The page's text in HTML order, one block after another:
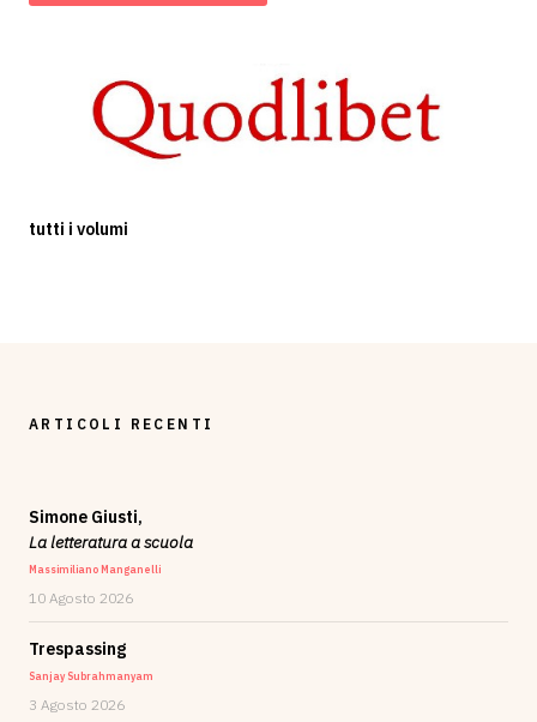
tutti i volumi
ARTICOLI RECENTI
Simone Giusti,
La letteratura a scuola
Massimiliano Manganelli
10 Agosto 2026
Trespassing
Sanjay Subrahmanyam
3 Agosto 2026